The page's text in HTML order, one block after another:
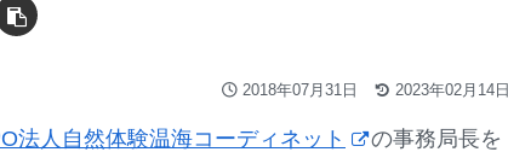
2018年07月31日 2023年02月14日
法人自然体験温海コーディネット
の事務局長を